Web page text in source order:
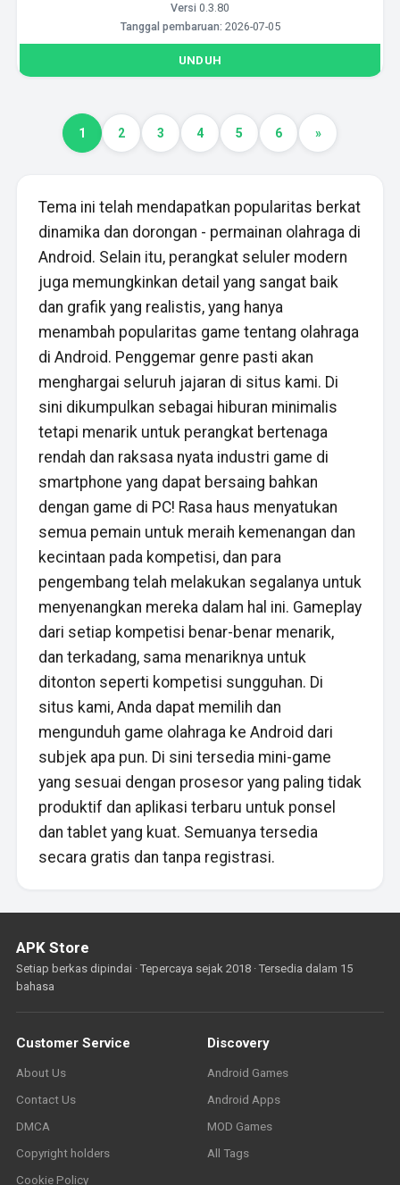
Versi 0.3.80
Tanggal pembaruan: 2026-07-05
UNDUH
1 2 3 4 5 6 »
Tema ini telah mendapatkan popularitas berkat
dinamika dan dorongan - permainan olahraga di
Android. Selain itu, perangkat seluler modern
juga memungkinkan detail yang sangat baik
dan grafik yang realistis, yang hanya
menambah popularitas game tentang olahraga
di Android. Penggemar genre pasti akan
menghargai seluruh jajaran di situs kami. Di
sini dikumpulkan sebagai hiburan minimalis
tetapi menarik untuk perangkat bertenaga
rendah dan raksasa nyata industri game di
smartphone yang dapat bersaing bahkan
dengan game di PC! Rasa haus menyatukan
semua pemain untuk meraih kemenangan dan
kecintaan pada kompetisi, dan para
pengembang telah melakukan segalanya untuk
menyenangkan mereka dalam hal ini. Gameplay
dari setiap kompetisi benar-benar menarik,
dan terkadang, sama menariknya untuk
ditonton seperti kompetisi sungguhan. Di
situs kami, Anda dapat memilih dan
mengunduh game olahraga ke Android dari
subjek apa pun. Di sini tersedia mini-game
yang sesuai dengan prosesor yang paling tidak
produktif dan aplikasi terbaru untuk ponsel
dan tablet yang kuat. Semuanya tersedia
secara gratis dan tanpa registrasi.
APK Store
Setiap berkas dipindai · Tepercaya sejak 2018 · Tersedia dalam 15
bahasa
Customer Service
About Us
Contact Us
DMCA
Copyright holders
Cookie Policy
Discovery
Android Games
Android Apps
MOD Games
All Tags